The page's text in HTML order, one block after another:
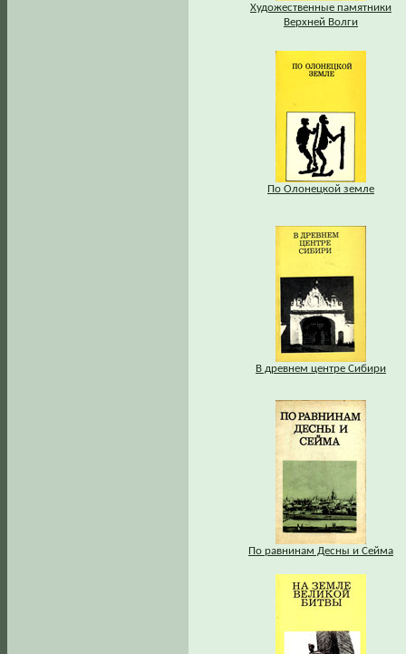
Художественные памятники
Верхней Волги
По Олонецкой земле
В древнем центре Сибири
По равнинам Десны и Сейма